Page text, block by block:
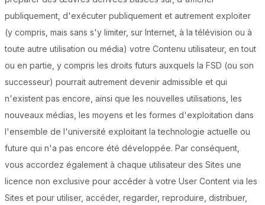
publiquement, d'exécuter publiquement et autrement exploiter
(y compris, mais sans s'y limiter, sur Internet, à la télévision ou à
toute autre utilisation ou média) votre Contenu utilisateur, en tout
ou en partie, y compris les droits futurs auxquels la FSD (ou son
successeur) pourrait autrement devenir admissible et qui
n'existent pas encore, ainsi que les nouvelles utilisations, les
nouveaux médias, les moyens et les formes d'exploitation dans
l'ensemble de l'université exploitant la technologie actuelle ou
future qui n'a pas encore été développée. Par conséquent,
vous accordez également à chaque utilisateur des Sites une
licence non exclusive pour accéder à votre User Content via les
Sites et pour utiliser, accéder, regarder, reproduire, distribuer,